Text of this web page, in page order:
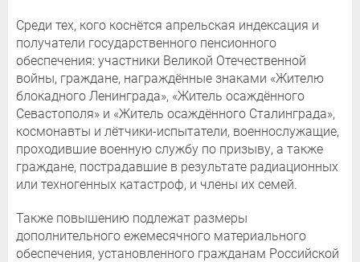
Среди тех, кого коснётся апрельская индексация и
получатели государственного пенсионного
обеспечения: участники Великой Отечественной
войны, граждане, награждённые знаками «Жителю
блокадного Ленинграда», «Житель осаждённого
Севастополя» и «Житель осаждённого Сталинграда»,
космонавты и лётчики-испытатели, военнослужащие,
проходившие военную службу по призыву, а также
граждане, пострадавшие в результате радиационных
или техногенных катастроф, и члены их семей.
Также повышению подлежат размеры
дополнительного ежемесячного материального
обеспечения, установленного гражданам Российской